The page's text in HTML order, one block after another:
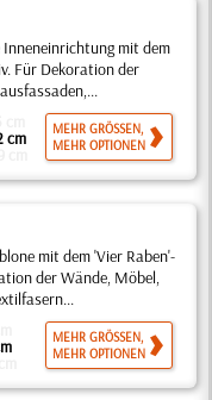
mit dem
Für Dekoration der
cm
MEHR GRÖSSEN,
MEHR OPTIONEN
mit dem 'Vier Raben'-
der Wände, Möbel,
MEHR GRÖSSEN,
MEHR OPTIONEN